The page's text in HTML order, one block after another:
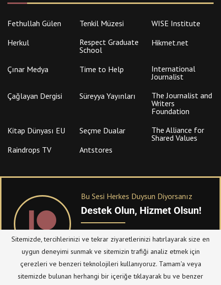
Fethullah Gülen Tenkil Müzesi
WISE Institute
Herkul
Respect Graduate
School
Hikmet.net
Çınar Medya Time to Help
International
Journalist
Çağlayan Dergisi
Süreyya Yayınları
The Journalist and
Writers
Foundation
Kitap Dünyası EU
Seçme Dualar
The Alliance for
Shared Values
Raindrops TV
Antstores
Bu Sesi Herkes Duysun Diyorsanız
Destek Olun, Hizmet Olsun!
PATREONüzerinden sitemize bağışta
bulanabilirsiniz.
Sitemizde, tercihlerinizi ve tekrar ziyaretlerinizi hatırlayarak size en
uygun deneyimi sunmak ve sitemizin trafiği analiz etmek için
çerezleri ve benzeri teknolojileri kullanıyoruz. Tamam'a veya
sitemizde bulunan herhangi bir içeriğe tıklayarak bu ve benzer